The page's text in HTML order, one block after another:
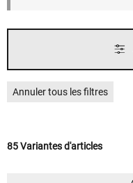
Annuler tous les filtres
85 Variantes d'articles